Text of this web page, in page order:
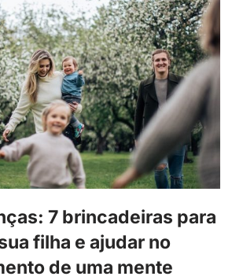
7 brincadeiras para
filha e ajudar no
de uma mente